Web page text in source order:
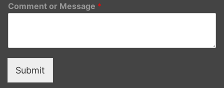
Comment or Message *
Submit